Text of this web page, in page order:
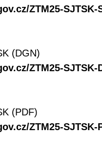
ZTM25-SJTSK-
(DGN)
ZTM25-SJTSK-
(PDF)
ZTM25-SJTSK-